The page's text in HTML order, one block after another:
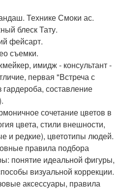
Технике Смоки ас.
блеск Тату.
фейсарт.
съемки.
имидж - консультант -
первая "Встреча с
составление
сочетание цветов в
цвета, стили внешности,
и редкие), цветотипы людей.
правила подбора
понятие идеальной фигуры,
визуальной коррекции.
аксессуары, правила